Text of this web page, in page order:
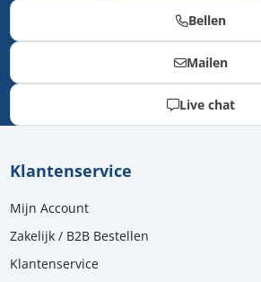
Bellen
Mailen
Live chat
Klantenservice
Mijn Account
Zakelijk / B2B Bestellen
Klantenservice